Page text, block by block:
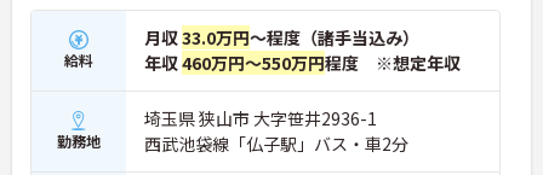
給料
月収33.0万円～程度（諸手当込み）
年収460万円～550万円程度 ※想定年収
勤務地
埼玉県 狭山市 大字笹井2936-1
西武池袋線「仏子駅」バス・車2分